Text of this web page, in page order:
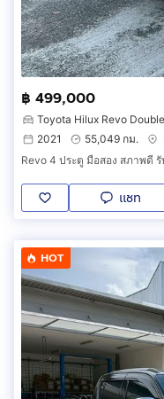
฿ 499,000
Toyota Hilux Revo
2021
55,049 กม.
Revo 4 ประตู มือสอง สภาพดี
แชท
HOT